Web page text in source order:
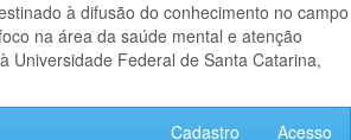
à difusão do conhecimento no campo
na área da saúde mental e atenção
Universidade Federal de Santa Catarina,
Cadastro Acesso